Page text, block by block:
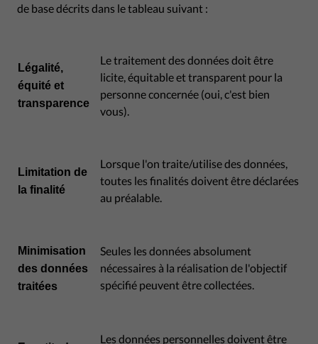
de base décrits dans le tableau suivant :
Légalité,
équité et
transparence
Le traitement des données doit être
licite, équitable et transparent pour la
personne concernée (oui, c'est bien
vous).
Limitation de
la finalité
Lorsque l'on traite/utilise des données,
toutes les finalités doivent être déclarées
au préalable.
Minimisation
des données
traitées
Seules les données absolument
nécessaires à la réalisation de l'objectif
spécifié peuvent être collectées.
Les données personnelles doivent être